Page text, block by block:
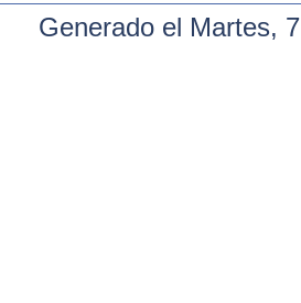
Generado el Martes,